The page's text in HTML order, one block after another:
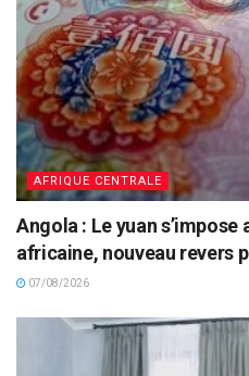
AFRIQUE CENTRALE
Angola : Le yuan
africaine, nouveau revers
07/08/2026